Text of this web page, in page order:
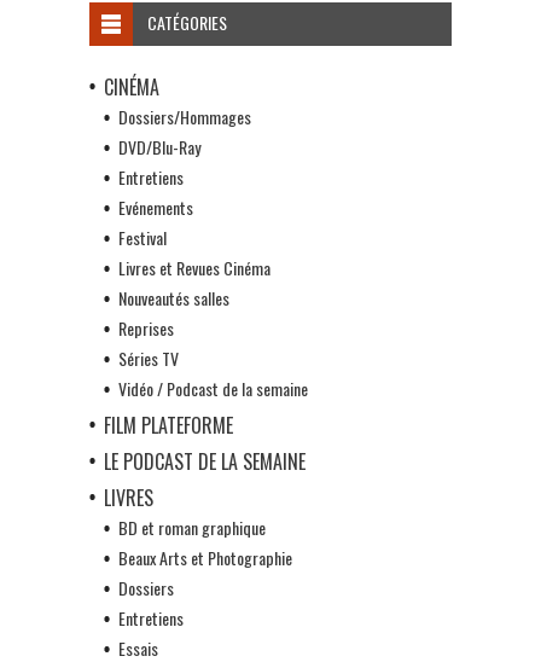
CATÉGORIES
CINÉMA
Dossiers/Hommages
DVD/Blu-Ray
Entretiens
Evénements
Festival
Livres et Revues Cinéma
Nouveautés salles
Reprises
Séries TV
Vidéo / Podcast de la semaine
FILM PLATEFORME
LE PODCAST DE LA SEMAINE
LIVRES
BD et roman graphique
Beaux Arts et Photographie
Dossiers
Entretiens
Essais